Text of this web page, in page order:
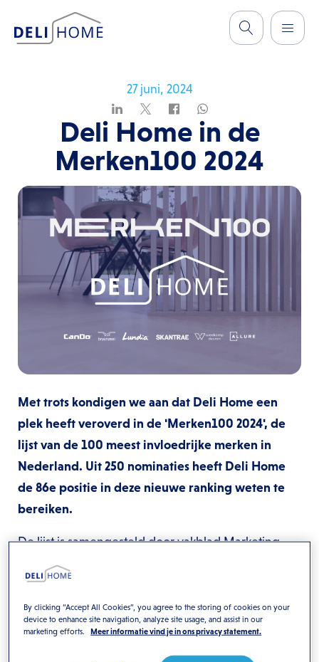
27 juni, 2024
Deli Home in de
Merken100 2024
Met trots kondigen we aan dat Deli Home een
plek heeft veroverd in de 'Merken100 2024', de
lijst van de 100 meest invloedrijke merken in
Nederland. Uit 250 nominaties heeft Deli Home
de 86e positie in deze nieuwe ranking weten te
bereiken.
De lijst is samengesteld door vakblad Marketing
Report in samenwerking met Nielsen, Media Info
Groep en Markteffect*. De gecombineerde
resultaten van onderzoeken door deze
gerenommeerde bureaus, tonen welke merken
By clicking “Accept All Cookies”, you agree to the storing of cookies on your
device to enhance site navigation, analyze site usage, and assist in our
marketing efforts.
Meer informatie vind je in ons privacy statement.